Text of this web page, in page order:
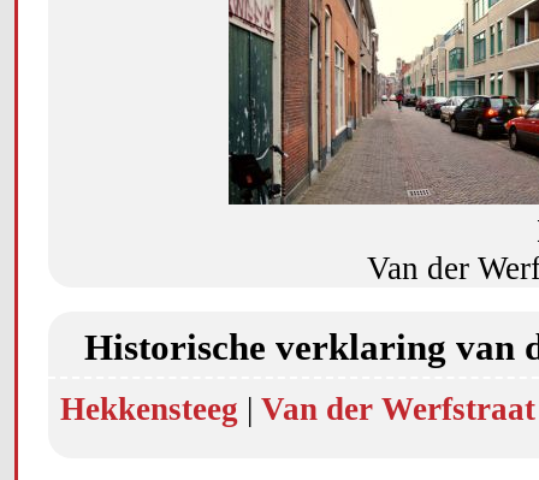
Van der
Historische verklaring van
Hekkensteeg | Van der Werfstraat